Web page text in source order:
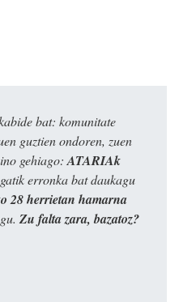
bat: komunitate
guztien ondoren, zuen
gehiago: ATARIAk
erronka bat daukagu
28 herrietan hamarna
Zu falta zara, bazatoz?